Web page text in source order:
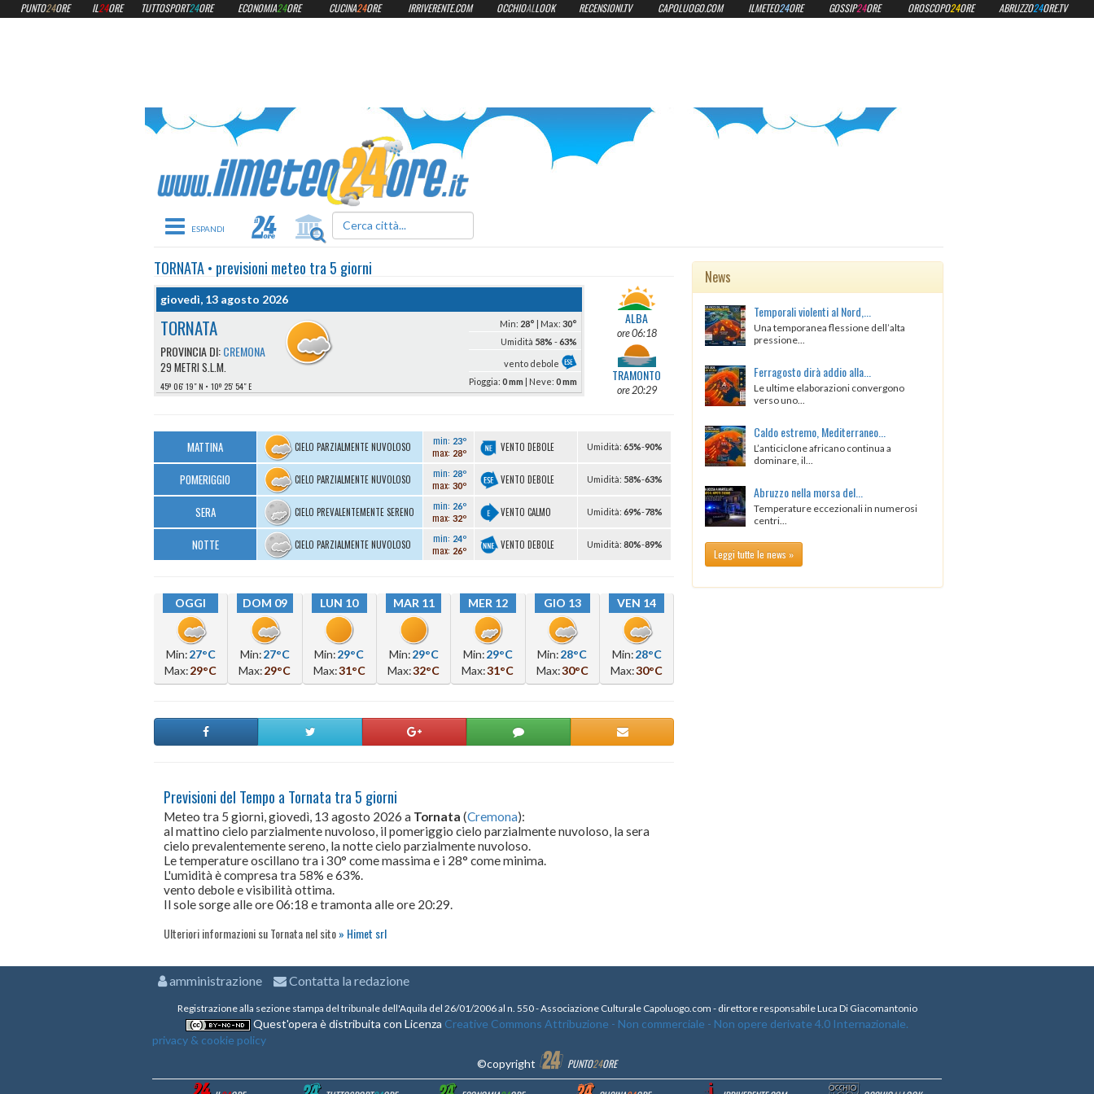
ilmeteo24ore.it
Toggle navigation
TORNATA• previsioni meteo tra 5 giorni
giovedì, 13 agosto 2026
TORNATA
PROVINCIA DI:CREMONA
29 METRI S.L.M.
45º 06′ 19″ N 10º 25′ 54″ E
Min: 28° | Max:30°
Umidità 58%-63%
vento debole
Pioggia:0 mm | Neve:0 mm
ALBA
ore 06:18
TRAMONTO
ore 20:29
MATTINA CIELO PARZIALMENTE NUVOLOSO min: 23º
max: 28º VENTO DEBOLE Umidità: 65%-90%
POMERIGGIO CIELO PARZIALMENTE NUVOLOSO min: 28º
max: 30º VENTO DEBOLE Umidità: 58%-63%
SERA CIELO PREVALENTEMENTE SERENO min: 26º
max: 32º VENTO CALMO Umidità: 69%-78%
NOTTE CIELO PARZIALMENTE NUVOLOSO min: 24º
max: 26º VENTO DEBOLE Umidità: 80%-89%
OGGI
Min:27°C
Max:29°C
DOM 09
Min:27°C
Max:29°C
LUN 10
Min:29°C
Max:31°C
MAR 11
Min:29°C
Max:32°C
MER 12
Min:29°C
Max:31°C
GIO 13
Min:28°C
Max:30°C
VEN 14
Min:28°C
Max:30°C
Previsioni del Tempo a Tornata tra 5 giorni
Meteo tra 5 giorni, giovedì, 13 agosto 2026 a Tornata (Cremona):
al mattino cielo parzialmente nuvoloso, il pomeriggio cielo parzialmente nuvoloso, la sera
cielo prevalentemente sereno, la notte cielo parzialmente nuvoloso.
Le temperature oscillano tra i 30° come massima e i 28° come minima.
L'umidità è compresa tra 58% e 63%.
vento debole e visibilità ottima.
Il sole sorge alle ore 06:18 e tramonta alle ore 20:29.
Ulteriori informazioni su Tornata nel sito Himet srl
News
Temporali violenti al Nord,...
Una temporanea flessione dell’alta
pressione...
Ferragosto dirà addio alla...
Le ultime elaborazioni convergono
verso uno...
Caldo estremo, Mediterraneo...
L’anticiclone africano continua a
dominare, il...
Abruzzo nella morsa del...
Temperature eccezionali in numerosi
centri...
Leggi tutte le news »
PUNTO24ORE IL24ORE TUTTOSPORT24ORE ECONOMIA24ORE CUCINA24ORE IRRIVERENTE.COM OCCHIOALLOOK RECENSIONI.TV CAPOLUOGO.COM ILMETEO24ORE GOSSIP24ORE OROSCOPO24ORE ABRUZZO24ORE.TV
amministrazione Contatta la redazione
Registrazione alla sezione stampa del tribunale dell'Aquila del 26/01/2006 al n. 550 - Associazione Culturale Capoluogo.com - direttore responsabile Luca Di Giacomantonio
Quest'opera è distribuita con Licenza Creative Commons Attribuzione - Non commerciale - Non opere derivate 4.0 Internazionale.
privacy & cookie policy
©copyright
PUNTO24ORE